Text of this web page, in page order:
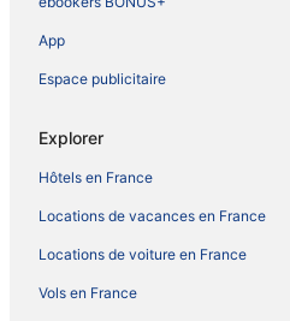
App
Espace publicitaire
Explorer
Hôtels en France
Locations de vacances en France
Locations de voiture en France
Vols en France